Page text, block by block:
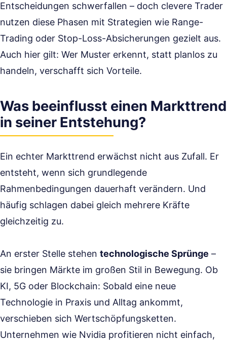
Entscheidungen schwerfallen – doch clevere Trader
nutzen diese Phasen mit Strategien wie Range-
Trading oder Stop-Loss-Absicherungen gezielt aus.
Auch hier gilt: Wer Muster erkennt, statt planlos zu
handeln, verschafft sich Vorteile.
Was beeinflusst einen Markttrend
in seiner Entstehung?
Ein echter Markttrend erwächst nicht aus Zufall. Er
entsteht, wenn sich grundlegende
Rahmenbedingungen dauerhaft verändern. Und
häufig schlagen dabei gleich mehrere Kräfte
gleichzeitig zu.
An erster Stelle stehen technologische Sprünge –
sie bringen Märkte im großen Stil in Bewegung. Ob
KI, 5G oder Blockchain: Sobald eine neue
Technologie in Praxis und Alltag ankommt,
verschieben sich Wertschöpfungsketten.
Unternehmen wie Nvidia profitieren nicht einfach,